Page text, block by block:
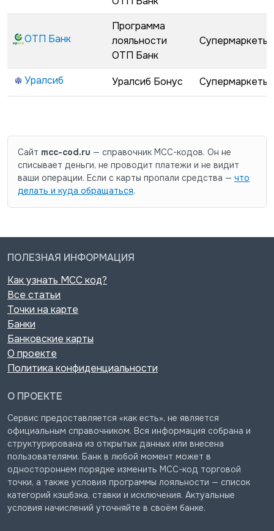
ОТП Банк
Программа
лояльности
ОТП Банк
Супермаркеты
Уралсиб Уралсиб Бонус Супермаркеты
Сайт mcc-cod.ru — справочник MCC-кодов. Он не
списывает деньги, не проводит платежи и не видит
ваши операции. Если с карты пропали средства — что
делать и куда обращаться.
ПОЛЕЗНАЯ ИНФОРМАЦИЯ
Как узнать MCC код?
Все статьи
Точки на карте
Банки
Банковские карты
О проекте
Политика конфиденциальности
О ПРОЕКТЕ
Сервис предоставляется «как есть», не является
официальным справочником. Вся информация собрана и
структурирована из открытых данных или внесена
пользователями. Банк в любой момент может в
одностороннем порядке изменить MCC-код торговой
точки, а также условия программы лояльности — список
категорий кэшбэка, ставки и исключения. Актуальные
условия начислений уточняйте в своём банке.